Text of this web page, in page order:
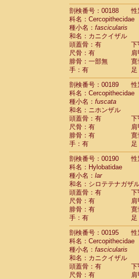
剖検番号：00188
性
科名：Cercopithecidae
種小名： fascicularis
和名：カニクイザル
頭蓋骨：有
下
尺骨：有
腓骨：一部無
寛
手：有
足
剖検番号：00189
性
科名：Cercopithecidae
種小名： fuscata
和名：ニホンザル
頭蓋骨：有
下
尺骨：有
腓骨：有
寛
手：有
足
剖検番号：00190
性
科名：Hylobatidae
種小名： lar
和名：シロテテナガザ
頭蓋骨：有
下
尺骨：有
腓骨：有
寛
手：有
足
剖検番号：00195
性
科名：Cercopithecidae
種小名： fascicularis
和名：カニクイザル
頭蓋骨：有
下
尺骨：有